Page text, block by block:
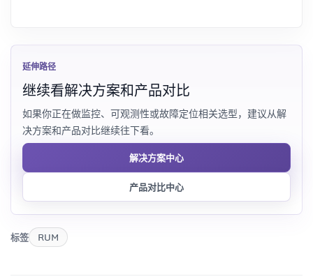
延伸路径
继续看解决方案和产品对比
如果你正在做监控、可观测性或故障定位相关选型，建议从解
决方案和产品对比继续往下看。
解决方案中心
产品对比中心
标签 RUM